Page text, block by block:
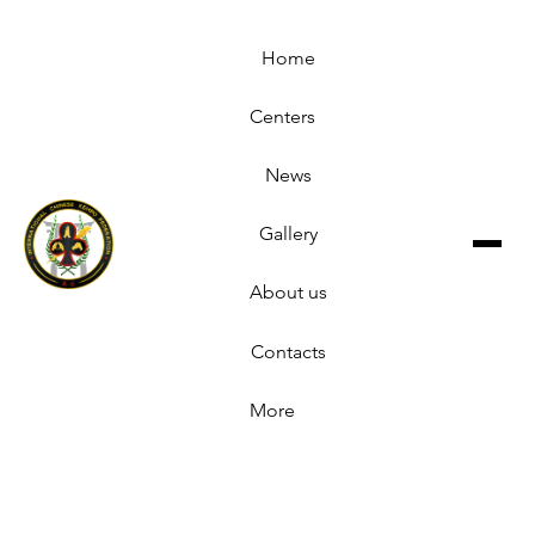
Home
Centers
News
Gallery
About us
Contacts
More